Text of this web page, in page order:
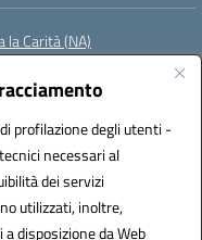
profilazione degli utenti -
necessari al
dei servizi
utilizzati, inoltre,
disposizione da Web
Carità (NA)
(IPA): istsc_naee21900t